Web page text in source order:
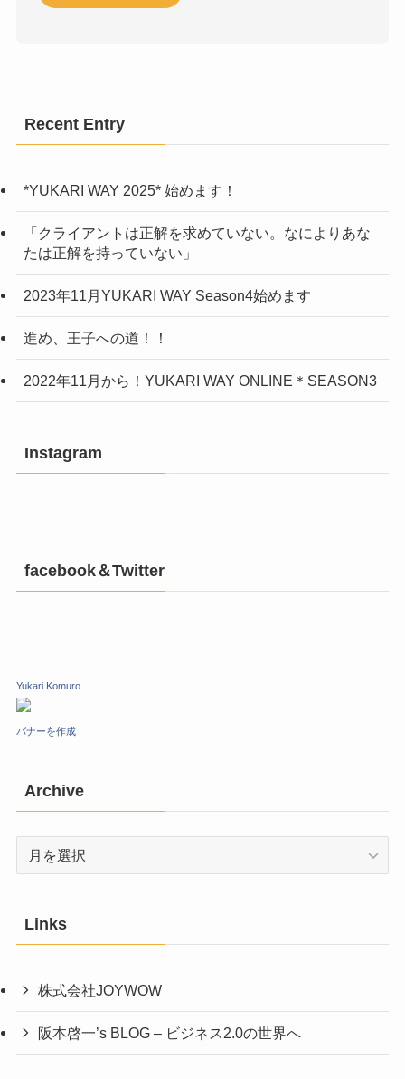
Recent Entry
*YUKARI WAY 2025* 始めます！
「クライアントは正解を求めていない。なによりあな
たは正解を持っていない」
2023年11月YUKARI WAY Season4始めます
進め、王子への道！！
2022年11月から！YUKARI WAY ONLINE＊SEASON3
Instagram
facebook＆Twitter
Yukari Komuro
バナーを作成
Archive
Archive
Links
株式会社JOYWOW
阪本啓一’s BLOG – ビジネス2.0の世界へ